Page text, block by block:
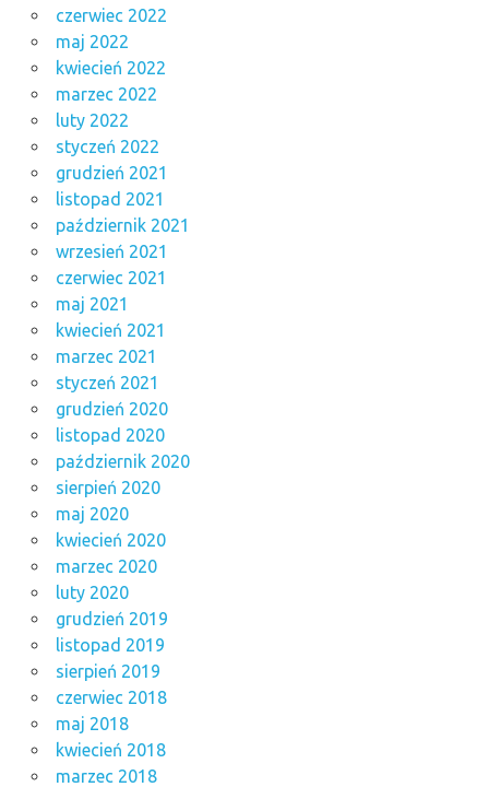
czerwiec 2022
maj 2022
kwiecień 2022
marzec 2022
luty 2022
styczeń 2022
grudzień 2021
listopad 2021
październik 2021
wrzesień 2021
czerwiec 2021
maj 2021
kwiecień 2021
marzec 2021
styczeń 2021
grudzień 2020
listopad 2020
październik 2020
sierpień 2020
maj 2020
kwiecień 2020
marzec 2020
luty 2020
grudzień 2019
listopad 2019
sierpień 2019
czerwiec 2018
maj 2018
kwiecień 2018
marzec 2018